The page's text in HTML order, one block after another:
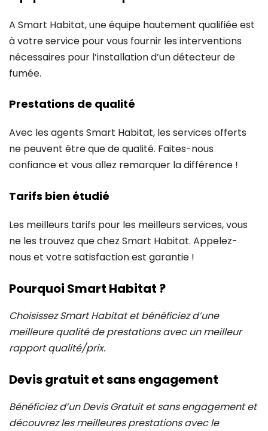
A Smart Habitat, une équipe hautement qualifiée est
à votre service pour vous fournir les interventions
nécessaires pour l’installation d’un détecteur de
fumée.
Prestations de qualité
Avec les agents Smart Habitat, les services offerts
ne peuvent être que de qualité. Faites-nous
confiance et vous allez remarquer la différence !
Tarifs bien étudié
Les meilleurs tarifs pour les meilleurs services, vous
ne les trouvez que chez Smart Habitat. Appelez-
nous et votre satisfaction est garantie !
Pourquoi Smart Habitat ?
Choisissez Smart Habitat et bénéficiez d’une
meilleure qualité de prestations avec un meilleur
rapport qualité/prix.
Devis gratuit et sans engagement
Bénéficiez d’un Devis Gratuit et sans engagement et
découvrez les meilleures prestations avec le